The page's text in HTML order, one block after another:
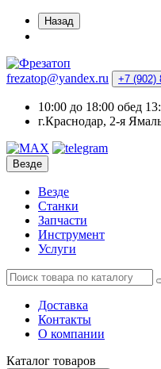
Назад
frezatop@yandex.ru
10:00 до 18:00 обед
г.Краснодар, 2-я
Везде
Везде
Станки
Запчасти
Инструмент
Услуги
Доставка
Контакты
О компании
Каталог товаров